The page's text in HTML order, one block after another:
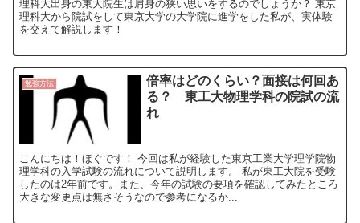
理科大出身の東大院生は肩身の狭い思いをするのでしょうか？ 東京
理科大から院試をして東京大学の大学院に進学をした私が、実体験
を交えて解説します！
勉強方法
倍率はどのくらい？面接は何回あ
る？ 東工大物理学科の院試の流
れ
こんにちは！ほぐです！ 今回は私が経験した東京工業大学理学院物
理学科の入学試験の流れについて説明します。 私が東工大院を受験
したのは2年前です。また、今年の試験の要項を確認してみたところ
大きな変更点は無さそうなので参考になるか...